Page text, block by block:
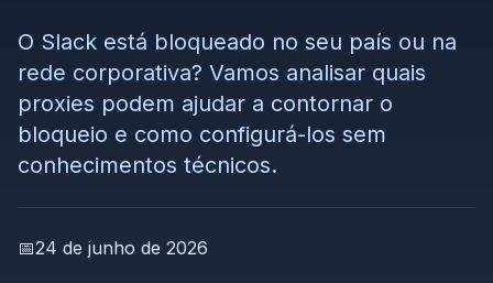
O Slack está bloqueado no seu país ou na
rede corporativa? Vamos analisar quais
proxies podem ajudar a contornar o
bloqueio e como configurá-los sem
conhecimentos técnicos.
📅24 de junho de 2026